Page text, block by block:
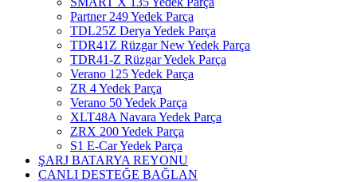
Partner 249 Yedek Parça
TDL25Z Derya Yedek Parça
TDR41Z Rüzgar New Yedek Parça
TDR41-Z Rüzgar Yedek Parça
Verano 125 Yedek Parça
ZR 4 Yedek Parça
Verano 50 Yedek Parça
XLT48A Navara Yedek Parça
ZRX 200 Yedek Parça
S1 E-Car Yedek Parça
ŞARJ BATARYA REYONU
CANLI DESTEĞE BAĞLAN